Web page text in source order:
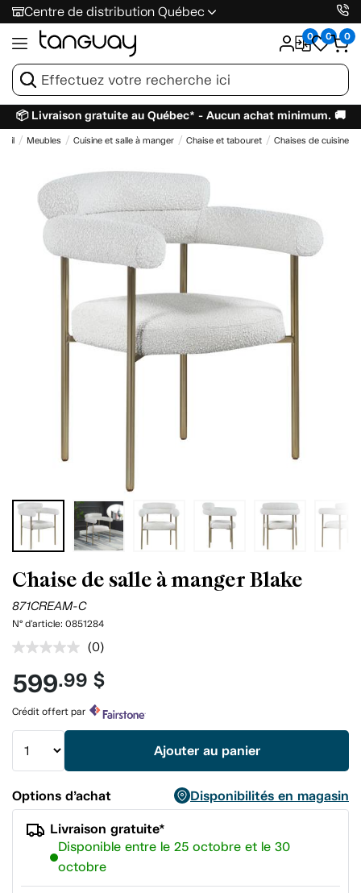
Centre de distribution Québec
0 0 0
📦 Livraison gratuite au Québec* - Aucun achat minimum. 🚚
Meubles Cuisine et salle à manger Chaise et tabouret Chaises de cuisine
Chaise de salle à manger Blake
871CREAM-C
N° d'article: 0851284
Aucune
pour
ce
produit.
Lien
vers
page.
(0)
599.99 $
Crédit offert par
Ajouter au panier
Options d’achat
Disponibilités en magasin
Livraison gratuite*
Disponible entre le 25 octobre et le 30
octobre